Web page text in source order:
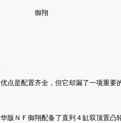
御翔
是配置齐全，但它却漏了一项重要
ＮＦ御翔配备了直列４缸双顶置凸